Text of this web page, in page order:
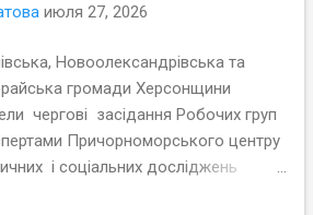
практичні навички правильно
п'ять кроків як практичну
роботи: знайти інформацію
їй довіряти - правильно її
реалістичне ріш...
июля 27, 2026
Новоолександрівська та
громади Херсонщини
чергові засідання Робочих груп
Причорноморського центру
і соціальних досліджень